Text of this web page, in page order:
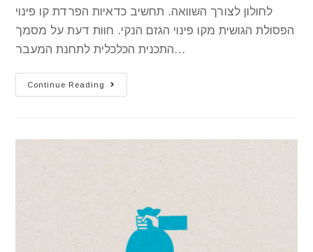
לחולון לצורך השוואה. תחשיב כדאיות הפרדת קו פינוי
הפסולת הגושית מקו פינוי הגזם הנקי. חוות דעת על מסמך
התכנית הכלכלית לתחנת המעבר…
Continue Reading